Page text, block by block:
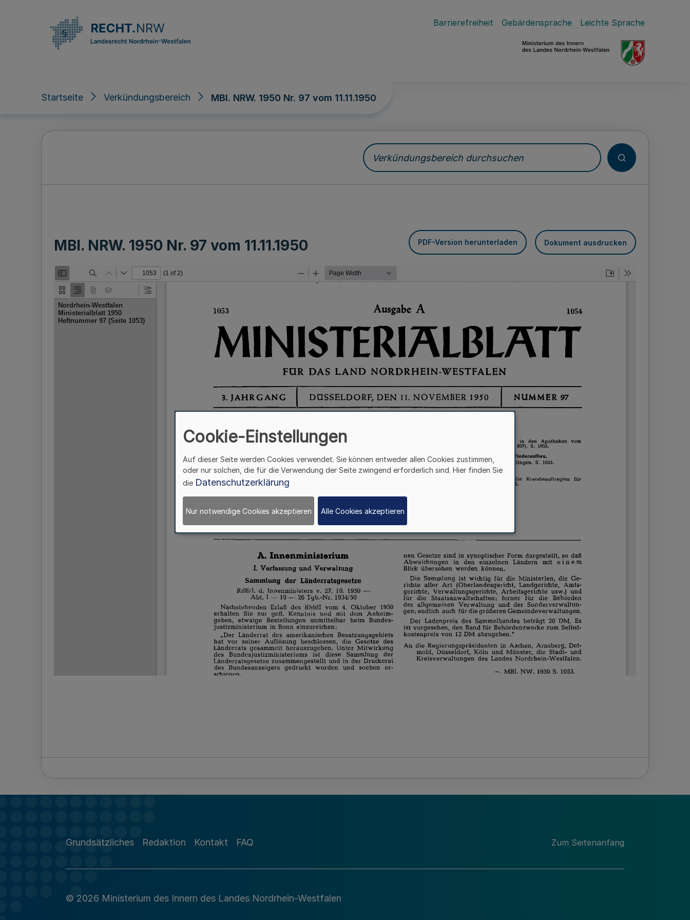
Barrierefreiheit Gebärdensprache Leichte Sprache
Startseite Verkündungsbereich MBl. NRW. 1950 Nr. 97 vom 11.11.1950
Verkündungsbereich durchsuchen
MBl. NRW. 1950 Nr. 97 vom 11.11.1950 PDF-Version herunterladen Dokument ausdrucken
Grundsätzliches Redaktion Kontakt FAQ Zum Seitenanfang
© 2026 Ministerium des Innern des Landes Nordrhein-Westfalen
Cookie-Einstellungen
Auf dieser Seite werden Cookies verwendet. Sie können entweder allen Cookies zustimmen,
oder nur solchen, die für die Verwendung der Seite zwingend erforderlich sind. Hier finden Sie
die Datenschutzerklärung
Nur notwendige Cookies akzeptieren Alle Cookies akzeptieren